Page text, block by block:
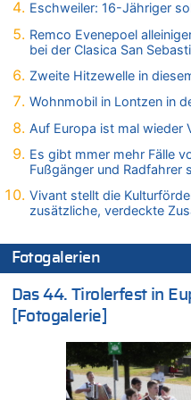
06.08.2026 - 12:41 von
Frau hörte Stimmen aus
06.08.2026 - 12:36 von
Aachen ab 11. August
Zweite Hitzewelle in
06.08.2026 - 12:17 von
Zweite Hitzewelle in
06.08.2026 - 12:13 von Dax
Zweite Hitzewelle in
06.08.2026 - 12:13 von
Mehrere Menschen in
06.08.2026 - 12:13 von
Zweite Hitzewelle in
Frau hörte Stimmen aus
06.08.2026 - 11:52 von
Zweite Hitzewelle in
Eschweiler: 16-Jähriger
Remco Evenepoel
bei der Clasica San
Zweite Hitzewelle in
Wohnmobil in Lontzen in
Auf Europa ist mal wieder
Es gibt mmer mehr Fälle
Fußgänger und Radfahrer
Vivant stellt die
zusätzliche, verdeckte
Fotogalerien
Das 44. Tirolerfest in
[Fotogalerie]